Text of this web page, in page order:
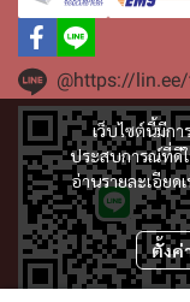
เว็บไซต์นี้มีก
ประสบการณ์ที่ดีใ
อ่านรายละเอียด
ตั้งค่
@https://